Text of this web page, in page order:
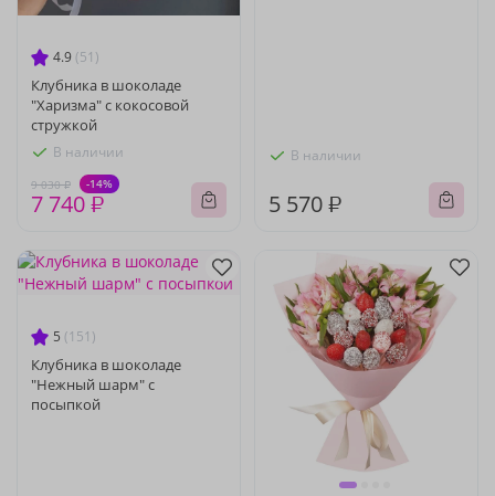
4.9 (51)
Клубника в шоколаде
"Харизма" с кокосовой
стружкой
В наличии
9 030 ₽ -14%
7 740 ₽
В наличии
5 570 ₽
5 (151)
Клубника в шоколаде
"Нежный шарм" с
посыпкой